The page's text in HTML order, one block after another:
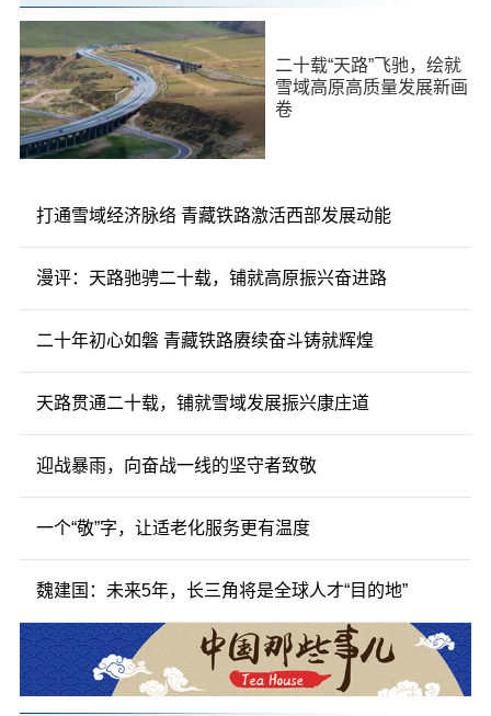
二十载“天路”飞驰，绘就
雪域高原高质量发展新画
卷
打通雪域经济脉络 青藏铁路激活西部发展动能
漫评：天路驰骋二十载，铺就高原振兴奋进路
二十年初心如磐 青藏铁路赓续奋斗铸就辉煌
天路贯通二十载，铺就雪域发展振兴康庄道
迎战暴雨，向奋战一线的坚守者致敬
一个“敬”字，让适老化服务更有温度
魏建国：未来5年，长三角将是全球人才“目的地”